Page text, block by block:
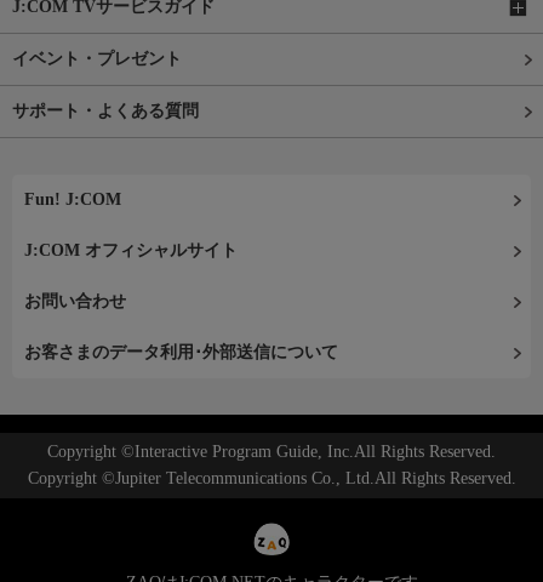
J:COM TVサービスガイド
イベント・プレゼント
サポート・よくある質問
Fun! J:COM
J:COM オフィシャルサイト
お問い合わせ
お客さまのデータ利用･外部送信について
Copyright ©Interactive Program Guide, Inc.All Rights Reserved.
Copyright ©Jupiter Telecommunications Co., Ltd.All Rights Reserved.